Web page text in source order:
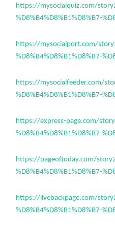
https://mysocialquiz.com/
%D8%B4%D8%B1%D8%B7-
https://mysocialport.com/
%D8%B4%D8%B1%D8%B7-
https://mysocialfeeder.com/
%D8%B4%D8%B1%D8%B7-
https://express-page.com/
%D8%B4%D8%B1%D8%B7-
https://pageoftoday.com/
%D8%B4%D8%B1%D8%B7-
https://livebackpage.com/
%D8%B4%D8%B1%D8%B7-